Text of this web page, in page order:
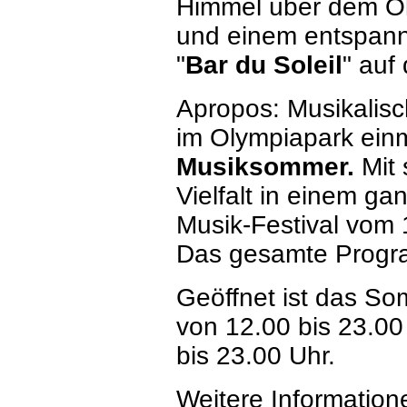
Himmel über dem
und einem
"Bar du Soleil" auf
Apropos:
im Olympiapark
Musiksommer. Mit
Vielfalt in einem
Musik-Festival
Das gesamte
Geöffnet ist das
von 12.00 bis
bis 23.00 Uhr.
Weitere